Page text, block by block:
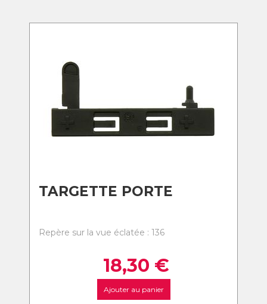
TARGETTE PORTE
Repère sur la vue éclatée : 136
18,30 €
Ajouter au panier